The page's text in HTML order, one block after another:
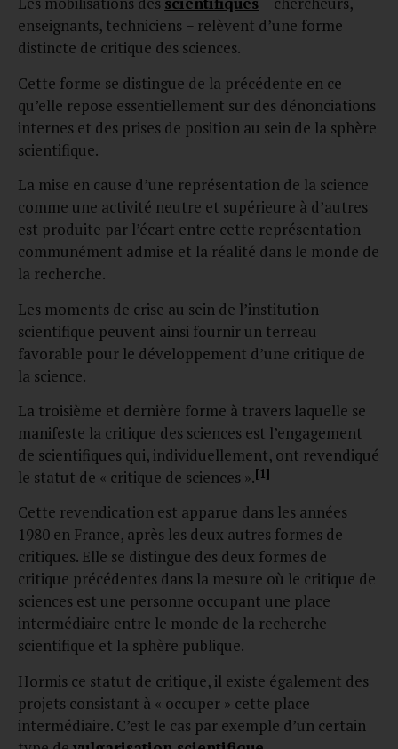
enseignants, techniciens − relèvent d’une forme
distincte de critique des sciences.
Cette forme se distingue de la précédente en ce
qu’elle repose essentiellement sur des dénonciations
internes et des prises de position au sein de la sphère
scientifique.
La mise en cause d’une représentation de la science
comme une activité neutre et supérieure à d’autres
est produite par l’écart entre cette représentation
communément admise et la réalité dans le monde de
la recherche.
Les moments de crise au sein de l’institution
scientifique peuvent ainsi fournir un terreau
favorable pour le développement d’une critique de
la science.
La troisième et dernière forme à travers laquelle se
manifeste la critique des sciences est l’engagement
de scientifiques qui, individuellement, ont revendiqué
le statut de « critique de sciences ».[1]
Cette revendication est apparue dans les années
1980 en France, après les deux autres formes de
critiques. Elle se distingue des deux formes de
critique précédentes dans la mesure où le critique de
sciences est une personne occupant une place
intermédiaire entre le monde de la recherche
scientifique et la sphère publique.
Hormis ce statut de critique, il existe également des
projets consistant à « occuper » cette place
intermédiaire. C’est le cas par exemple d’un certain